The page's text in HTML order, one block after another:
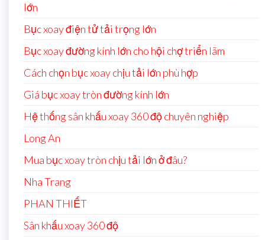
lớn
Bục xoay điện tử tải trọng lớn
Bục xoay đường kính lớn cho hội chợ triển lãm
Cách chọn bục xoay chịu tải lớn phù hợp
Giá bục xoay tròn đường kính lớn
Hệ thống sân khấu xoay 360 độ chuyên nghiệp
Long An
Mua bục xoay tròn chịu tải lớn ở đâu?
Nha Trang
PHAN THIẾT
Sân khấu xoay 360 độ